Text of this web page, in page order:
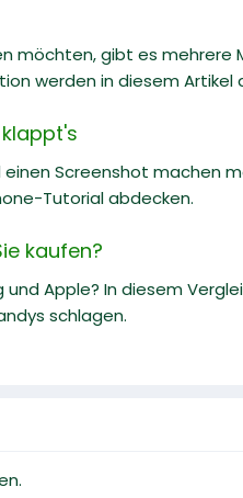
möchten, gibt es
werden in diesem
einen Screenshot machen
Tutorial abdecken.
kaufen?
Apple? In diesem
schlagen.